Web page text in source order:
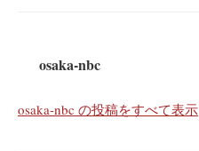
osaka-nbc
osaka-nbc の投稿をすべて表示